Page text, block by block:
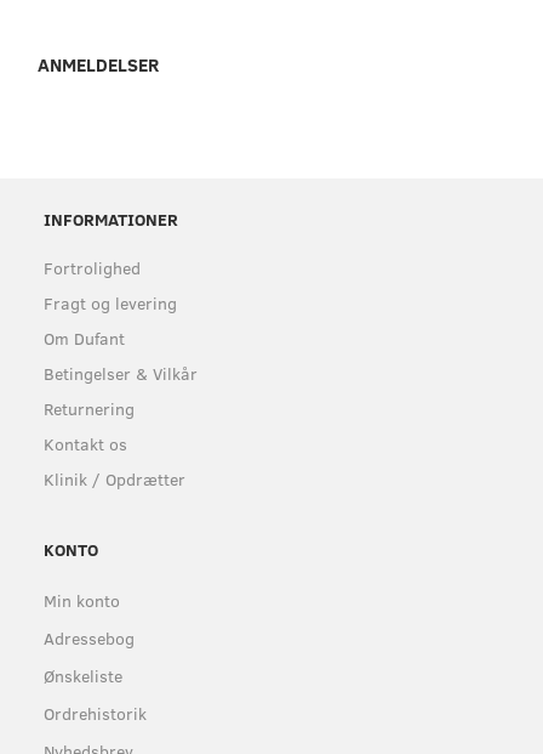
ANMELDELSER
INFORMATIONER
Fortrolighed
Fragt og levering
Om Dufant
Betingelser & Vilkår
Returnering
Kontakt os
Klinik / Opdrætter
KONTO
Min konto
Adressebog
Ønskeliste
Ordrehistorik